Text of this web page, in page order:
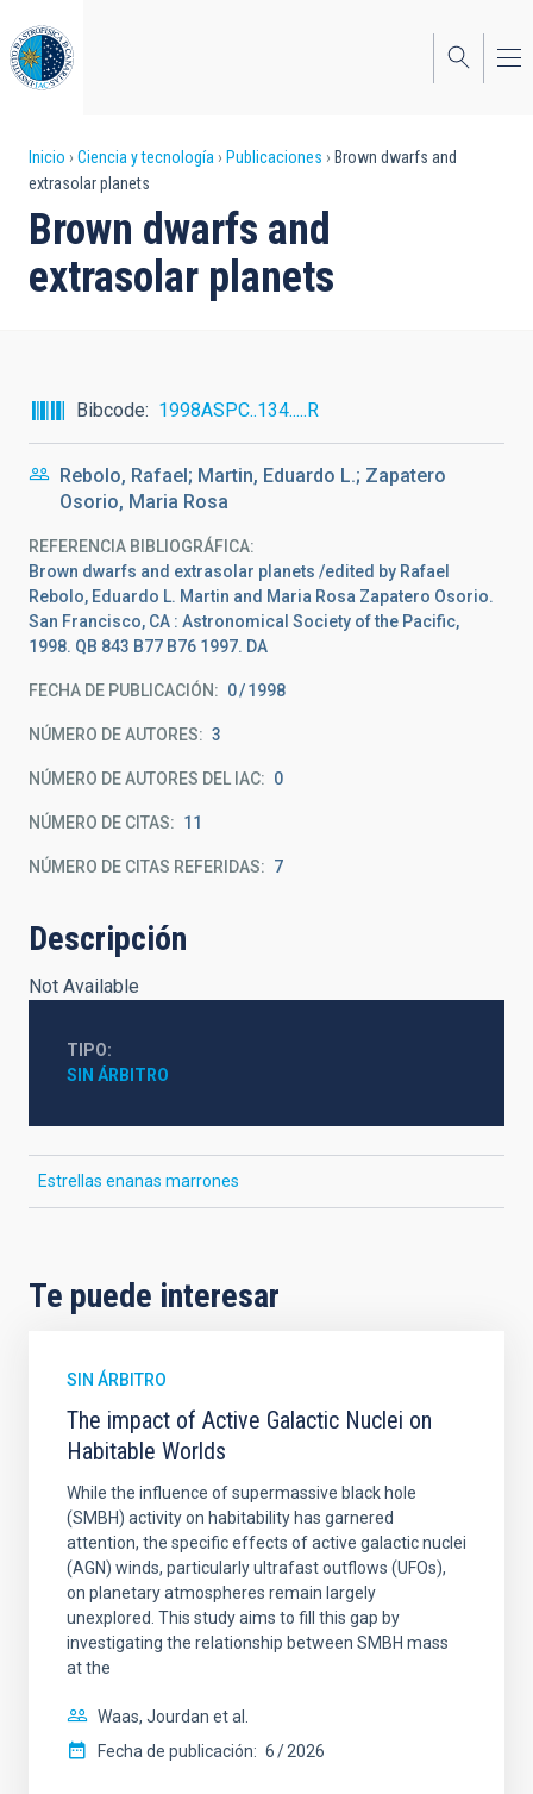
al
contenido
principal
Sobrescribir
enlaces
de
ayuda
navegación
Inicio Ciencia y tecnología Publicaciones
Brown dwarfs and
extrasolar planets
Brown dwarfs and
extrasolar planets
Bibcode 1998ASPC..134.....R
Rebolo, Rafael; Martin, Eduardo L.; Zapatero
Osorio, Maria Rosa
REFERENCIA BIBLIOGRÁFICA
Brown dwarfs and extrasolar planets /edited by Rafael
Rebolo, Eduardo L. Martin and Maria Rosa Zapatero Osorio.
San Francisco, CA : Astronomical Society of the Pacific,
1998. QB 843 B77 B76 1997. DA
FECHA DE PUBLICACIÓN: 0 1998
NÚMERO DE AUTORES 3
NÚMERO DE AUTORES DEL IAC 0
NÚMERO DE CITAS 11
NÚMERO DE CITAS REFERIDAS 7
Descripción
Not Available
TIPO
SIN ÁRBITRO
Estrellas enanas marrones
Te puede interesar
SIN ÁRBITRO
The impact of Active Galactic Nuclei on
Habitable Worlds
While the influence of supermassive black hole
(SMBH) activity on habitability has garnered
attention, the specific effects of active galactic nuclei
(AGN) winds, particularly ultrafast outflows (UFOs),
on planetary atmospheres remain largely
unexplored. This study aims to fill this gap by
investigating the relationship between SMBH mass
at the
Waas, Jourdan et al.
Fecha de publicación: 6 2026